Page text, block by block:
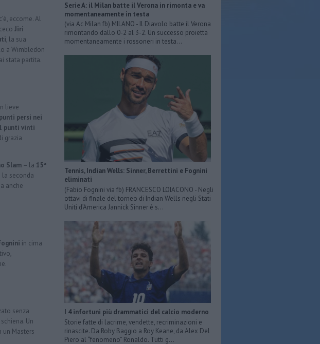
c’è, eccome. Al
Jiri
, la sua
a Wimbledon
stata partita.
lieve
persi nei
punti vinti
grazia
Slam – la 15ª
la seconda
anche
in cima
senza
Un
un Masters
Serie A: il Milan batte il Verona in rimonta e va
momentaneamente in testa
(via Ac Milan fb) MILANO - Il Diavolo batte il Verona
rimontando dallo 0-2 al 3-2. Un successo proietta
momentaneamente i rossoneri in testa...
Tennis, Indian Wells: Sinner, Berrettini e Fognini
eliminati
(Fabio Fognini via fb) FRANCESCO LOIACONO - Negli
ottavi di finale del torneo di Indian Wells negli Stati
Uniti d’America Jannick Sinner è s...
I 4 infortuni più drammatici del calcio moderno
Storie fatte di lacrime, vendette, recriminazioni e
rinascite. Da Roby Baggio a Roy Keane, da Alex Del
Piero al “fenomeno” Ronaldo. Tutti g...